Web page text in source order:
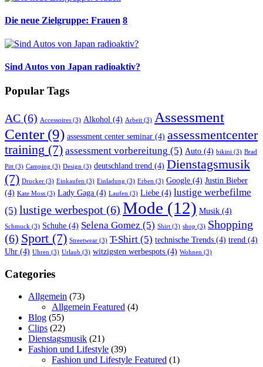
Die neue Zielgruppe: Frauen 8
Sind Autos von Japan radioaktiv?
Popular Tags
AC (6) Accessoires (3) Alkohol (4) Arbeit (3) Assessment
Center(9) assessment center seminar (4) assessmentcenter
training (7) assessment vorbereitung (5) Auto (4) bikini (3) Brad
Pitt (3) Camping (3) Design (3) deutschland trend (4) Dienstagsmusik
(7) Drucker (3) Einkaufen (3) Einladung (3) Erben (3) Google (4) Justin Bieber
(4) Kate Moss (3) Lady Gaga (4) Laufen (3) Liebe (4) lustige werbefilme
(5) lustige werbespot (6) Mode (12) Musik (4)
Schmuck (3) Schuhe (4) Selena Gomez (5) Shirt (3) shop (3) Shopping
(6) Sport (7) Streetwear (3) T-Shirt (5) technische Trends (4) trend (4)
Uhr (4) Uhren (3) Urlaub (3) witzigsten werbespots (4) Wohnen (3)
Categories
Allgemein (73)
Allgemein Featured (4)
Blog (55)
Clips (22)
Dienstagsmusik (21)
Fashion und Lifestyle (39)
Fashion und Lifestyle Featured (1)